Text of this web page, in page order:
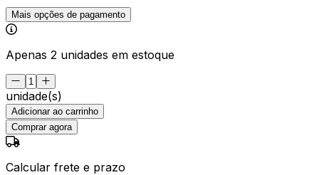
Mais opções de pagamento
Apenas 2 unidades em estoque
unidade(s)
Adicionar ao carrinho
Comprar agora
Calcular frete e prazo